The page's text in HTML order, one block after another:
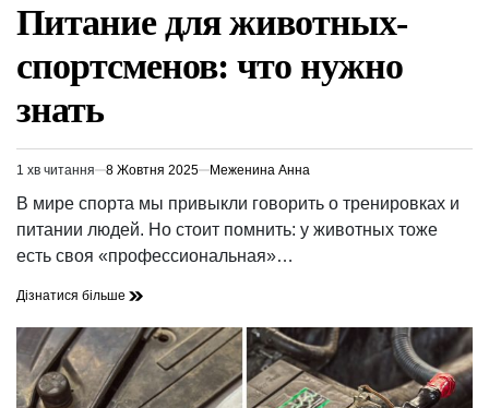
Питание для животных-
спортсменов: что нужно
знать
Орієнтовний
час
читання
1 хв читання 8 Жовтня 2025 Меженина Анна
В мире спорта мы привыкли говорить о тренировках и
питании людей. Но стоит помнить: у животных тоже
есть своя «профессиональная»…
Дізнатися більше